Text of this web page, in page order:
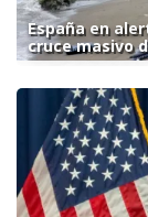
España en
cruce masivo